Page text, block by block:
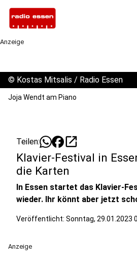
Anzeige
© Kostas Mitsalis / Radio Essen
Joja Wendt am Piano
Teilen: open_in_new
Klavier-Festival in
die Karten
In Essen startet das Klavier-
wieder. Ihr könnt aber jetzt
Veröffentlicht: Sonntag, 29.01.2023
Anzeige